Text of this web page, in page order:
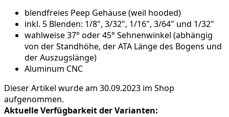
blendfreies Peep Gehäuse (weil hooded)
inkl. 5 Blenden: 1/8", 3/32", 1/16", 3/64" und 1/32"
wahlweise 37° oder 45° Sehnenwinkel (abhängig
von der Standhöhe, der ATA Länge des Bogens und
der Auszugslänge)
Aluminum CNC
Dieser Artikel wurde am 30.09.2023 im Shop
aufgenommen.
Aktuelle Verfügbarkeit der Varianten: